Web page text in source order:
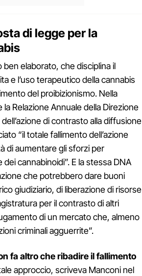
di legge per la
elaborato, che disciplina il
e l’uso terapeutico della cannabis
del proibizionismo. Nella
Relazione Annuale della Direzione
di contrasto alla diffusione
“il totale fallimento dell’azione
di aumentare gli sforzi per
cannabinoidi”. E la stessa DNA
che potrebbero dare buoni
giudiziario, di liberazione di risorse
per il contrasto di altri
di un mercato che, almeno
criminali agguerrite”.
fa altro che ribadire il fallimento
approccio, scriveva Manconi nel